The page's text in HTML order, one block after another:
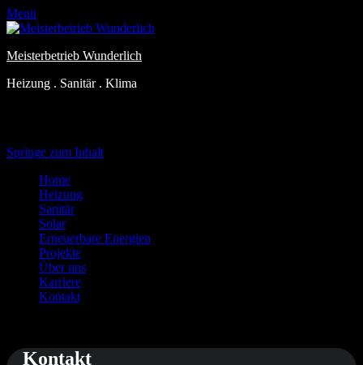
Menü
Meisterbetrieb Wunderlich
Heizung . Sanitär . Klima
Springe zum Inhalt
Home
Heizung
Sanitär
Solar
Erneuerbare Energien
Projekte
Über uns
Karriere
Kontakt
Kontakt